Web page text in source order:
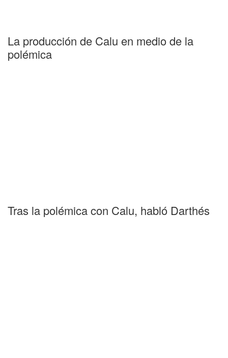
La producción de Calu en medio de la
polémica
Tras la polémica con Calu, habló Darthés